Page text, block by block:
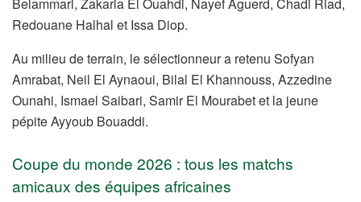
Redouane Halhal et Issa Diop.
Au milieu de terrain, le sélectionneur a retenu Sofyan
Amrabat, Neil El Aynaoui, Bilal El Khannouss, Azzedine
Ounahi, Ismael Saibari, Samir El Mourabet et la jeune
pépite Ayyoub Bouaddi.
Coupe du monde 2026 : tous les matchs
amicaux des équipes africaines